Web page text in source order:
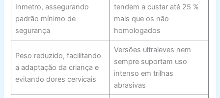
Inmetro, assegurando
padrão mínimo de
segurança
tendem a custar até 25 %
mais que os não
homologados
Peso reduzido, facilitando
a adaptação da criança e
evitando dores cervicais
Versões ultraleves nem
sempre suportam uso
intenso em trilhas
abrasivas